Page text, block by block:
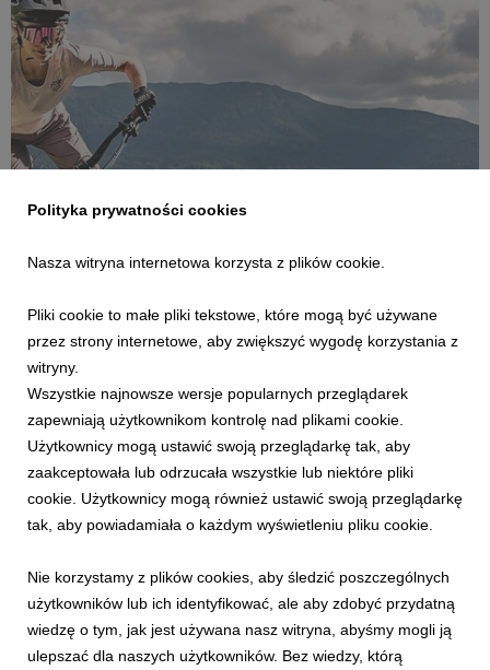
Rowerowe emocje w górach
Rowerowe emocje w górach. Lato pełne adrenaliny, widoków i
sportowych wydarzeń na trasach PKL Bike Parks
Polityka prywatności cookies
Nasza witryna internetowa korzysta z plików cookie.
Pliki cookie to małe pliki tekstowe, które mogą być używane
przez strony internetowe, aby zwiększyć wygodę korzystania z
witryny.
Wszystkie najnowsze wersje popularnych przeglądarek
zapewniają użytkownikom kontrolę nad plikami cookie.
Użytkownicy mogą ustawić swoją przeglądarkę tak, aby
zaakceptowała lub odrzucała wszystkie lub niektóre pliki
cookie. Użytkownicy mogą również ustawić swoją przeglądarkę
tak, aby powiadamiała o każdym wyświetleniu pliku cookie.
Nie korzystamy z plików cookies, aby śledzić poszczególnych
użytkowników lub ich identyfikować, ale aby zdobyć przydatną
wiedzę o tym, jak jest używana nasz witryna, abyśmy mogli ją
ulepszać dla naszych użytkowników. Bez wiedzy, którą